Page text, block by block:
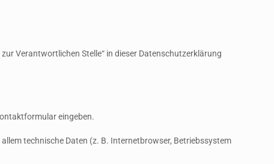
Verantwortlichen Stelle“ in dieser Datenschutzerklärung
eingeben.
technische Daten (z. B. Internetbrowser, Betriebssystem